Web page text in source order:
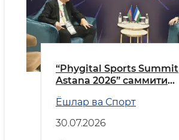
“Phygital Sports Summit
Astana 2026” саммити
учрашувлар
Ёшлар ва Спорт
30.07.2026